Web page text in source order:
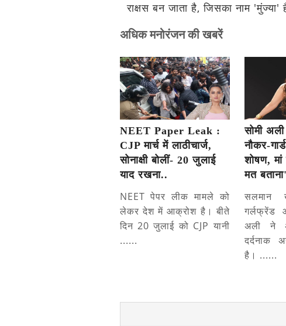
राक्षस बन जाता है, जिसका नाम 'मुंज्या'
अधिक मनोरंजन की खबरें
NEET Paper Leak :
CJP मार्च में लाठीचार्ज,
सोनाक्षी बोलीं- 20 जुलाई
याद रखना..
NEET पेपर लीक मामले को
लेकर देश में आक्रोश है। बीते
दिन 20 जुलाई को CJP यानी
......
सोमी
नौकर-
शोषण,
मत
सलमान
गर्लफ्रेंड
अली ने
दर्दनाक
है। ......